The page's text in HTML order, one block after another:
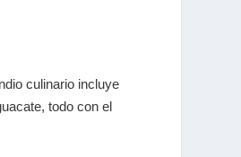
culinario incluye
todo con el